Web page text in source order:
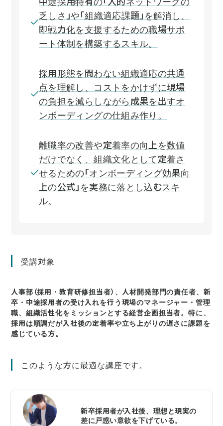
乏しさ」や「組織適応課題」を解消し、
即戦力化を支援するための職場サポ
ート体制を構築するスキル。
採用形態を問わない組織適応の共通
点を理解し、コストをかけずに現場
の負担を減らしながら成果を出すオ
ンボーディングの仕組み作り。
離職率の改善や定着率の向上を数値
だけでなく、組織文化として定着さ
せるための「オンボーディング効果向
上の公式」を実務に落とし込むスキ
ル。
受講対象
人事部（採用・教育研修担当者）、人材開発部門の責任者、新
卒・中途採用者の受け入れを行う現場のマネージャー・管理
職、組織活性化をミッションとする経営企画担当者。特に、
採用は順調だが入社後の定着率や立ち上がりの遅さに課題を
感じている方。
このような方に最適な講座です。
新卒採用者が入社後、理想と現実の
差に戸惑い意欲を下げている。